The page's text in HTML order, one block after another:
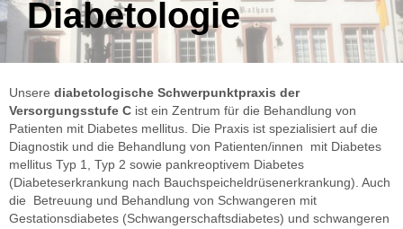
Diabetologie
Unsere diabetologische Schwerpunktpraxis der
Versorgungsstufe C ist ein Zentrum für die Behandlung von
Patienten mit Diabetes mellitus. Die Praxis ist spezialisiert auf die
Diagnostik und die Behandlung von Patienten/innen mit Diabetes
mellitus Typ 1, Typ 2 sowie pankreoptivem Diabetes
(Diabeteserkrankung nach Bauchspeicheldrüsenerkrankung). Auch
die Betreuung und Behandlung von Schwangeren mit
Gestationsdiabetes (Schwangerschaftsdiabetes) und schwangeren
Leistungen
Diabetologie
Weiterbildung
Lehrpraxis
Kontakt